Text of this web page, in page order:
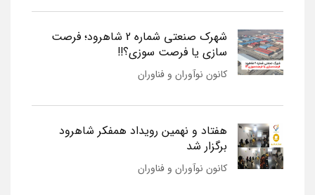
شهرک صنعتی شماره 2 شاهرود؛ فرصت
سازی یا فرصت سوزی؟!!
کانون نوآوران و فناوران
هفتاد و نهمین رویداد همفکر شاهرود
برگزار شد
کانون نوآوران و فناوران